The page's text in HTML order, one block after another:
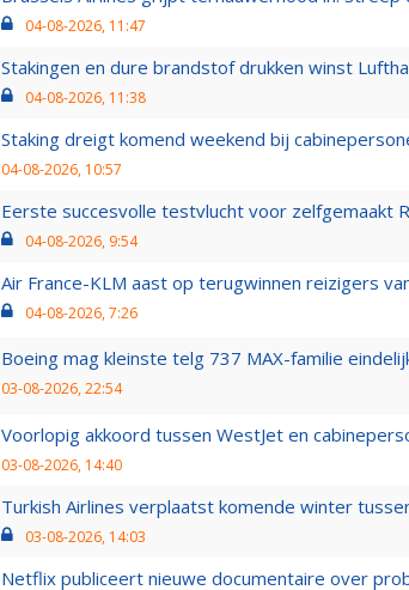
04-08-2026, 11:47
Stakingen en dure brandstof drukken winst
04-08-2026, 11:38
Staking dreigt komend weekend bij
04-08-2026, 10:57
Eerste succesvolle testvlucht voor zelfgemaakt
04-08-2026, 9:54
Air France-KLM aast op terugwinnen reizigers
04-08-2026, 7:26
Boeing mag kleinste telg 737 MAX-familie
03-08-2026, 22:54
Voorlopig akkoord tussen WestJet en
03-08-2026, 14:40
Turkish Airlines verplaatst komende winter
03-08-2026, 14:03
Netflix publiceert nieuwe documentaire over